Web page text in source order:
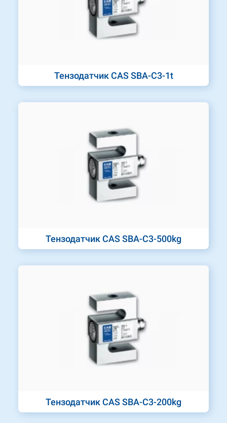
Тензодатчик CAS SBA-C3-1t
Тензодатчик CAS SBA-C3-500kg
Тензодатчик CAS SBA-C3-200kg